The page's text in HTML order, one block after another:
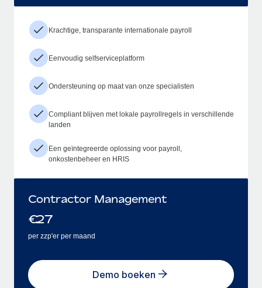
Krachtige, transparante internationale payroll
Eenvoudig selfserviceplatform
Ondersteuning op maat van onze specialisten
Compliant blijven met lokale payrollregels in verschillende
landen
Een geïntegreerde oplossing voor payroll,
onkostenbeheer en HRIS
Contractor Management
€27
per zzp'er per maand
Demo boeken